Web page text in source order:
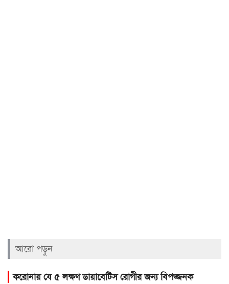
আরো পড়ুন
করোনায় যে ৫ লক্ষণ ডায়াবেটিস রোগীর জন্য বিপজ্জনক